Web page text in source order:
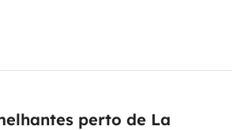
perto de La